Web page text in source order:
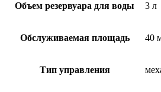
Объем резервуара для воды 3 л
Обслуживаемая площадь 40
Тип управления